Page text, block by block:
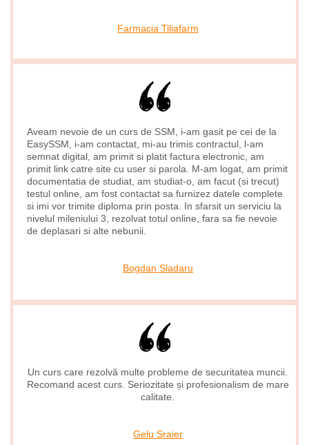
Farmacia Tiliafarm
Aveam nevoie de un curs de SSM, i-am gasit pe cei de la
EasySSM, i-am contactat, mi-au trimis contractul, l-am
semnat digital, am primit si platit factura electronic, am
primit link catre site cu user si parola. M-am logat, am primit
documentatia de studiat, am studiat-o, am facut (si trecut)
testul online, am fost contactat sa furnizez datele complete
si imi vor trimite diploma prin posta. In sfarsit un serviciu la
nivelul mileniului 3, rezolvat totul online, fara sa fie nevoie
de deplasari si alte nebunii.
Bogdan Sladaru
Un curs care rezolvă multe probleme de securitatea muncii.
Recomand acest curs. Seriozitate și profesionalism de mare
calitate.
Gelu Sraier